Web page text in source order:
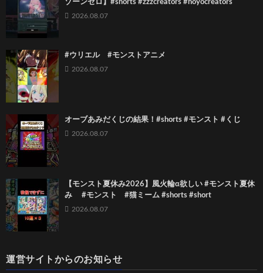
ゾーンゼロ】#shorts #zzzcreators #hoyocreators
2026.08.07
#ウリエル #モンストアニメ
2026.08.07
オーブあみだくじの結果！#shorts #モンスト #くじ
2026.08.07
【モンスト夏休み2026】風火輪α欲しい #モンスト夏休
み #モンスト #猫ミーム #shorts #short
2026.08.07
運営サイトからのお知らせ